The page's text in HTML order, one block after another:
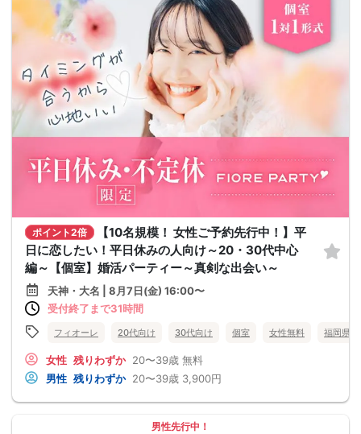
ポイント2倍
【10名規模！ 女性ご予約先行中！】平
日に恋したい！平日休みの人向け～20・30代中心
編～【個室】婚活パーティー～真剣な出会い～
天神・大名 | 8月7日(金) 16:00〜
受付終了まで31時間
フィオーレ 20代向け 30代向け 個室 女性無料 福岡県
女性 残りわずか 20〜39歳 無料
男性 残りわずか 20〜39歳 3,900円
男性先行中！